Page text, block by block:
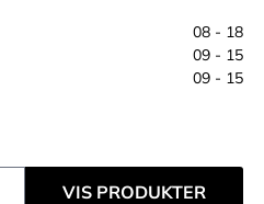
08 - 18
09 - 15
09 - 15
VIS PRODUKTER